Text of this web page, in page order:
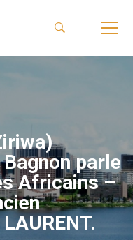
Bagnon parle
Africains –